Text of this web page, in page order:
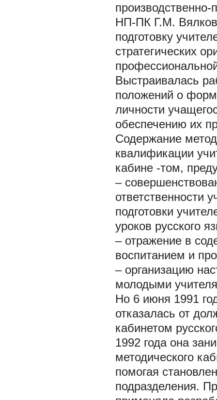
НП-ПК Г.М.
подготовку
стратегических
Выстраивалась
положений о
личности
обеспечению их
Содержание
квалификации
кабине -том,
–
ответственности
подготовки
уроков русского
– отражение в
воспитанием и
– организацию
молодыми
Но 6 июня 1991
отказалась от
кабинетом
1992 года она
методического
помогая
подразделения.